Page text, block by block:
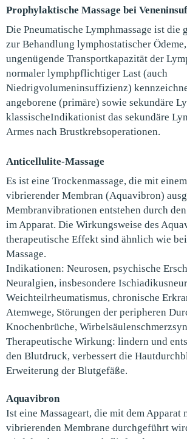
Prophylaktische Massage bei
Die Pneumatische Lymphmassage ist die
zur Behandlung lymphostatischer
ungenügende Transportkapazität der
normaler lymphpflichtiger Last (auch
Niedrigvolumeninsuffizienz)
angeborene (primäre) sowie sekundäre
klassischeIndikationist das sekundäre
Armes nach Brustkrebsoperationen.
Anticellulite-Massage
Es ist eine Trockenmassage, die mit
vibrierender Membran (Aquavibron)
Membranvibrationen entstehen durch
im Apparat. Die Wirkungsweise des
therapeutische Effekt sind ähnlich wie
Massage.
Indikationen: Neurosen, psychische
Neuralgien, insbesondere
Weichteilrheumatismus, chronische
Atemwege, Störungen der peripheren
Knochenbrüche,
Therapeutische Wirkung: lindern und
den Blutdruck, verbessert die
Erweiterung der Blutgefäße.
Aquavibron
Ist eine Massageart, die mit dem Apparat
vibrierenden Membrane durchgeführt